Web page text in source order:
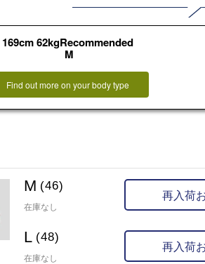
M(46) × L(48) × LL(51) ×
ブラック(94)
169cm 62kgRecommended
M
Find out more on your body type
M (46)
在庫なし
再入荷
L (48)
在庫なし
再入荷